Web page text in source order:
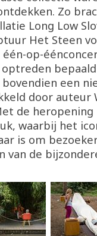
Zo
Long Low
Het Steen
op-
een
door auteur
de
waarbij het
is om
van de